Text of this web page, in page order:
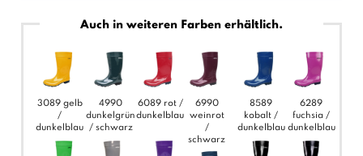
Auch in weiteren Farben erhältlich.
3089 gelb
/
dunkelblau
4990
dunkelgrün
/ schwarz
6089 rot /
dunkelblau
6990
weinrot
/
schwarz
8589
kobalt /
dunkelblau
6289
fuchsia /
dunkelblau